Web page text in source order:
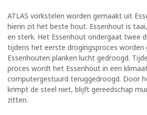
ATLAS vorkstelen worden gemaakt uit
hierin zit het beste hout. Essenhout is
en sterk. Het Essenhout ondergaat twee
tijdens het eerste drogingsproces worden
Essenhouten planken lucht gedroogd.
proces wordt het Essenhout in een
computergestuurd teruggedroogd. Door
krimpt de steel niet, blijft gereedschap
zitten.